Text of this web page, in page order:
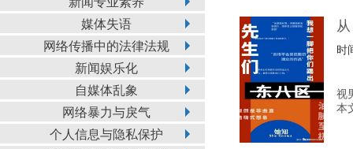
媒体失语
网络传播中的法律法规
新闻娱乐化
自媒体乱象
网络暴力与戾气
个人信息与隐私保护
时
视
本